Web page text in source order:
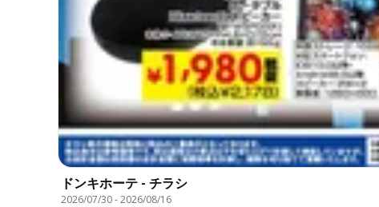
ドンキホーテ - チラシ
2026/07/30-2026/08/16